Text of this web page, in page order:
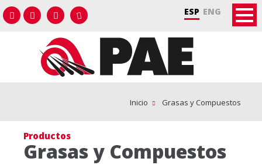
ESP ENG
Inicio Grasas y Compuestos
Productos
Grasas y Compuestos